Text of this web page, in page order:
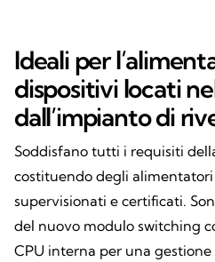
Ideali per
dispositivi locati
dall’impianto di
Soddisfano tutti i requisiti
costituendo degli
supervisionati e certificati.
del nuovo modulo switching
CPU interna per una